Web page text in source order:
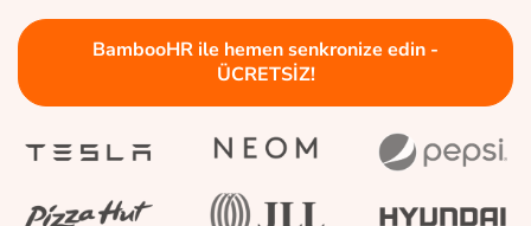
BambooHR ile hemen senkronize edin -
ÜCRETSİZ!